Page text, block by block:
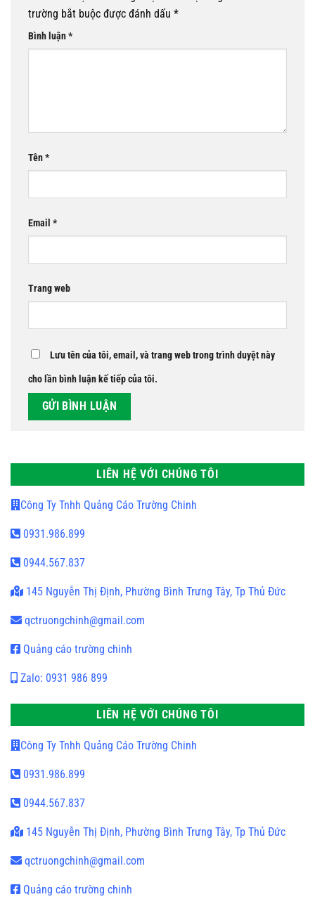
trường bắt buộc được đánh dấu *
Bình luận*
Tên*
Email *
Trang web
Lưu tên của tôi, email, và trang web trong trình duyệt này
cho lần bình luận kế tiếp của tôi.
LIÊN HỆ VỚI CHÚNG TÔI
Công Ty Tnhh Quảng Cáo Trường Chinh
0931.986.899
0944.567.837
145 Nguyễn Thị Định, Phường Bình Trưng Tây, Tp Thủ Đức
qctruongchinh@gmail.com
Quảng cáo trường chinh
Zalo: 0931 986 899
LIÊN HỆ VỚI CHÚNG TÔI
Công Ty Tnhh Quảng Cáo Trường Chinh
0931.986.899
0944.567.837
145 Nguyễn Thị Định, Phường Bình Trưng Tây, Tp Thủ Đức
qctruongchinh@gmail.com
Quảng cáo trường chinh